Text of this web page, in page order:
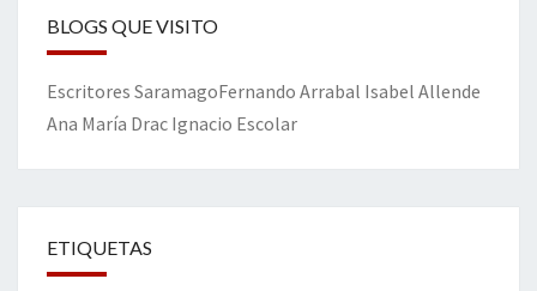
BLOGS QUE VISITO
Escritores SaramagoFernando Arrabal Isabel Allende
Ana María Drac Ignacio Escolar
ETIQUETAS